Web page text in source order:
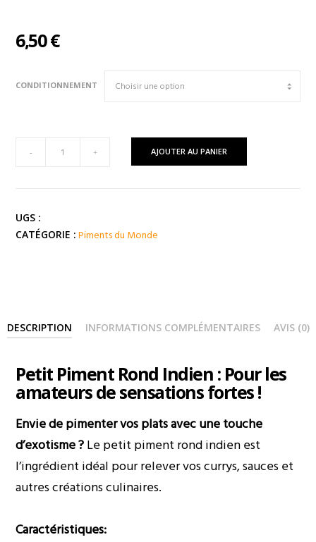
6,50€
CONDITIONNEMENT
Rond
Indien
- + AJOUTER AU PANIER
UGS :
CATÉGORIE : Piments du Monde
DESCRIPTION INFORMATIONS COMPLÉMENTAIRES AVIS (0)
Petit Piment Rond Indien : Pour les
amateurs de sensations fortes !
Envie de pimenter vos plats avec une touche
d’exotisme ?Le petit piment rond indien est
l’ingrédient idéal pour relever vos currys, sauces et
autres créations culinaires.
Caractéristiques: